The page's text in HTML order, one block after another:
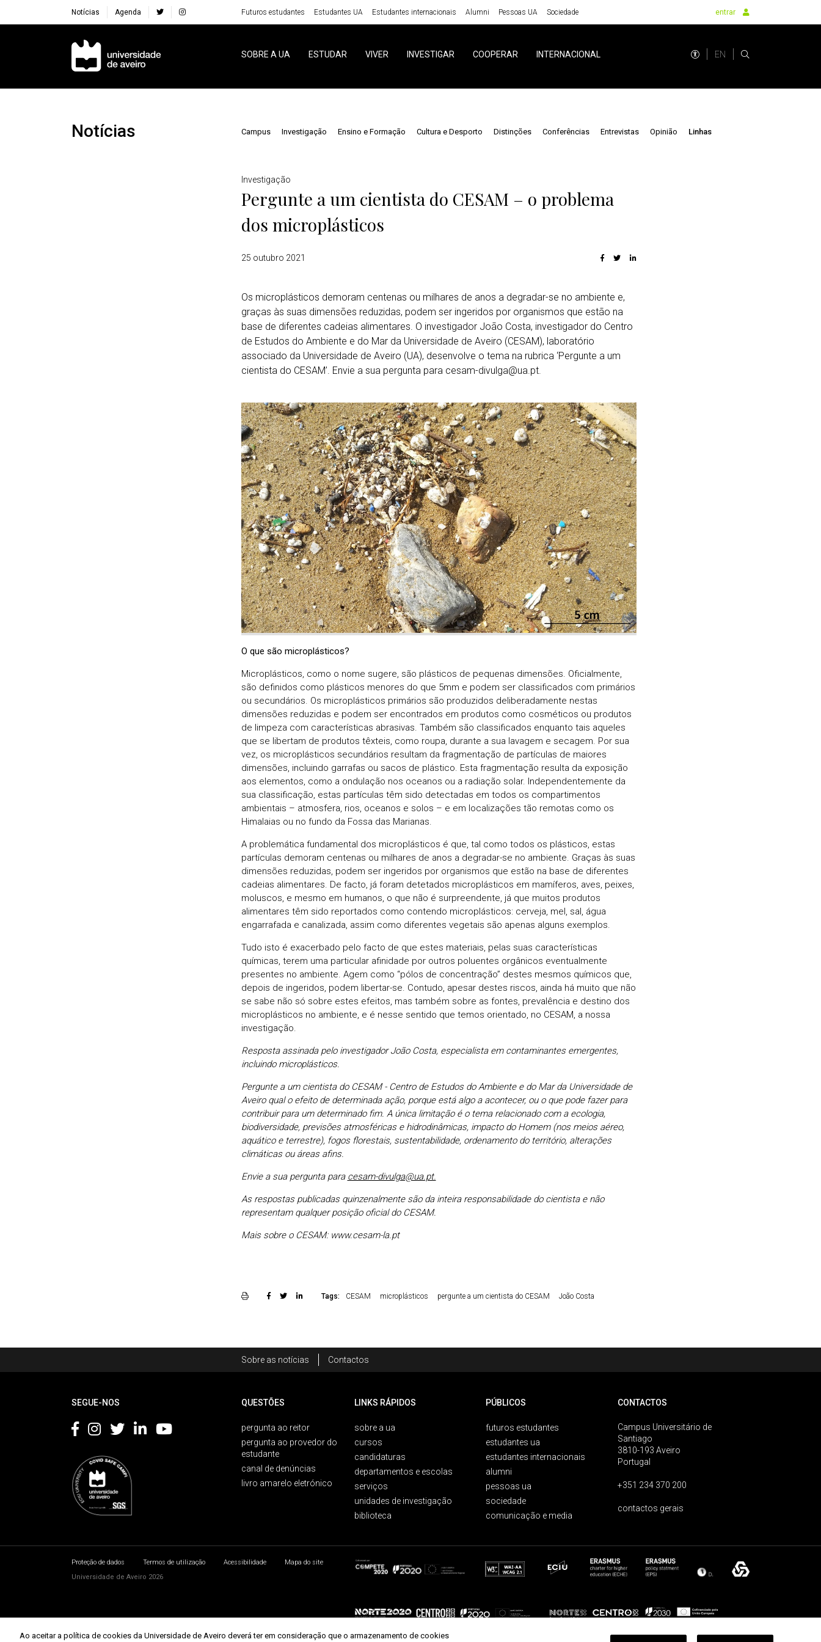
Notícias Agenda Futuros estudantes Estudantes UA Estudantes internacionais Alumni Pessoas UA Sociedade entrar
Navegação Principal
SOBRE A UA ESTUDAR VIVER INVESTIGAR COOPERAR INTERNACIONAL EN
Notícias Campus Investigação Ensino e Formação Cultura e Desporto Distinções Conferências Entrevistas Opinião Linhas
Investigação
Pergunte a um cientista do CESAM – o problema
dos microplásticos
25 outubro 2021
Os microplásticos demoram centenas ou milhares de anos a degradar-se no ambiente e,
graças às suas dimensões reduzidas, podem ser ingeridos por organismos que estão na
base de diferentes cadeias alimentares. O investigador João Costa, investigador do Centro
de Estudos do Ambiente e do Mar da Universidade de Aveiro (CESAM), laboratório
associado da Universidade de Aveiro (UA), desenvolve o tema na rubrica ‘Pergunte a um
cientista do CESAM’. Envie a sua pergunta para cesam-divulga@ua.pt.
O que são microplásticos?
Microplásticos, como o nome sugere, são plásticos de pequenas dimensões. Oficialmente,
são definidos como plásticos menores do que 5mm e podem ser classificados com primários
ou secundários. Os microplásticos primários são produzidos deliberadamente nestas
dimensões reduzidas e podem ser encontrados em produtos como cosméticos ou produtos
de limpeza com características abrasivas. Também são classificados enquanto tais aqueles
que se libertam de produtos têxteis, como roupa, durante a sua lavagem e secagem. Por sua
vez, os microplásticos secundários resultam da fragmentação de partículas de maiores
dimensões, incluindo garrafas ou sacos de plástico. Esta fragmentação resulta da exposição
aos elementos, como a ondulação nos oceanos ou a radiação solar. Independentemente da
sua classificação, estas partículas têm sido detectadas em todos os compartimentos
ambientais – atmosfera, rios, oceanos e solos – e em localizações tão remotas como os
Himalaias ou no fundo da Fossa das Marianas.
A problemática fundamental dos microplásticos é que, tal como todos os plásticos, estas
partículas demoram centenas ou milhares de anos a degradar-se no ambiente. Graças às suas
dimensões reduzidas, podem ser ingeridos por organismos que estão na base de diferentes
cadeias alimentares. De facto, já foram detetados microplásticos em mamíferos, aves, peixes,
moluscos, e mesmo em humanos, o que não é surpreendente, já que muitos produtos
alimentares têm sido reportados como contendo microplásticos: cerveja, mel, sal, água
engarrafada e canalizada, assim como diferentes vegetais são apenas alguns exemplos.
Tudo isto é exacerbado pelo facto de que estes materiais, pelas suas características
químicas, terem uma particular afinidade por outros poluentes orgânicos eventualmente
presentes no ambiente. Agem como “pólos de concentração” destes mesmos químicos que,
depois de ingeridos, podem libertar-se. Contudo, apesar destes riscos, ainda há muito que não
se sabe não só sobre estes efeitos, mas também sobre as fontes, prevalência e destino dos
microplásticos no ambiente, e é nesse sentido que temos orientado, no CESAM, a nossa
investigação.
Resposta assinada pelo investigador João Costa, especialista em contaminantes emergentes,
incluindo microplásticos.
Pergunte a um cientista do CESAM - Centro de Estudos do Ambiente e do Mar da Universidade de
Aveiro qual o efeito de determinada ação, porque está algo a acontecer, ou o que pode fazer para
contribuir para um determinado fim. A única limitação é o tema relacionado com a ecologia,
biodiversidade, previsões atmosféricas e hidrodinâmicas, impacto do Homem (nos meios aéreo,
aquático e terrestre), fogos florestais, sustentabilidade, ordenamento do território, alterações
climáticas ou áreas afins.
Envie a sua pergunta para cesam-divulga@ua.pt.
As respostas publicadas quinzenalmente são da inteira responsabilidade do cientista e não
representam qualquer posição oficial do CESAM.
Mais sobre o CESAM: www.cesam-la.pt
Tags: CESAM microplásticos pergunte a um cientista do CESAM João Costa
Sobre as notícias Contactos
SEGUE-NOS QUESTÕES
pergunta ao reitor
pergunta ao provedor do
estudante
canal de denúncias
livro amarelo eletrónico
LINKS RÁPIDOS
sobre a ua
cursos
candidaturas
departamentos e escolas
serviços
unidades de investigação
biblioteca
PÚBLICOS
futuros estudantes
estudantes ua
estudantes internacionais
alumni
pessoas ua
sociedade
comunicação e media
CONTACTOS
Campus Universitário de
Santiago
3810-193 Aveiro
Portugal
+351 234 370 200
contactos gerais
Proteção de dados Termos de utilização Acessibilidade
Mapa do site
Universidade de Aveiro 2026
Ao aceitar a política de cookies da Universidade de Aveiro deverá ter em consideração que o armazenamento de cookies